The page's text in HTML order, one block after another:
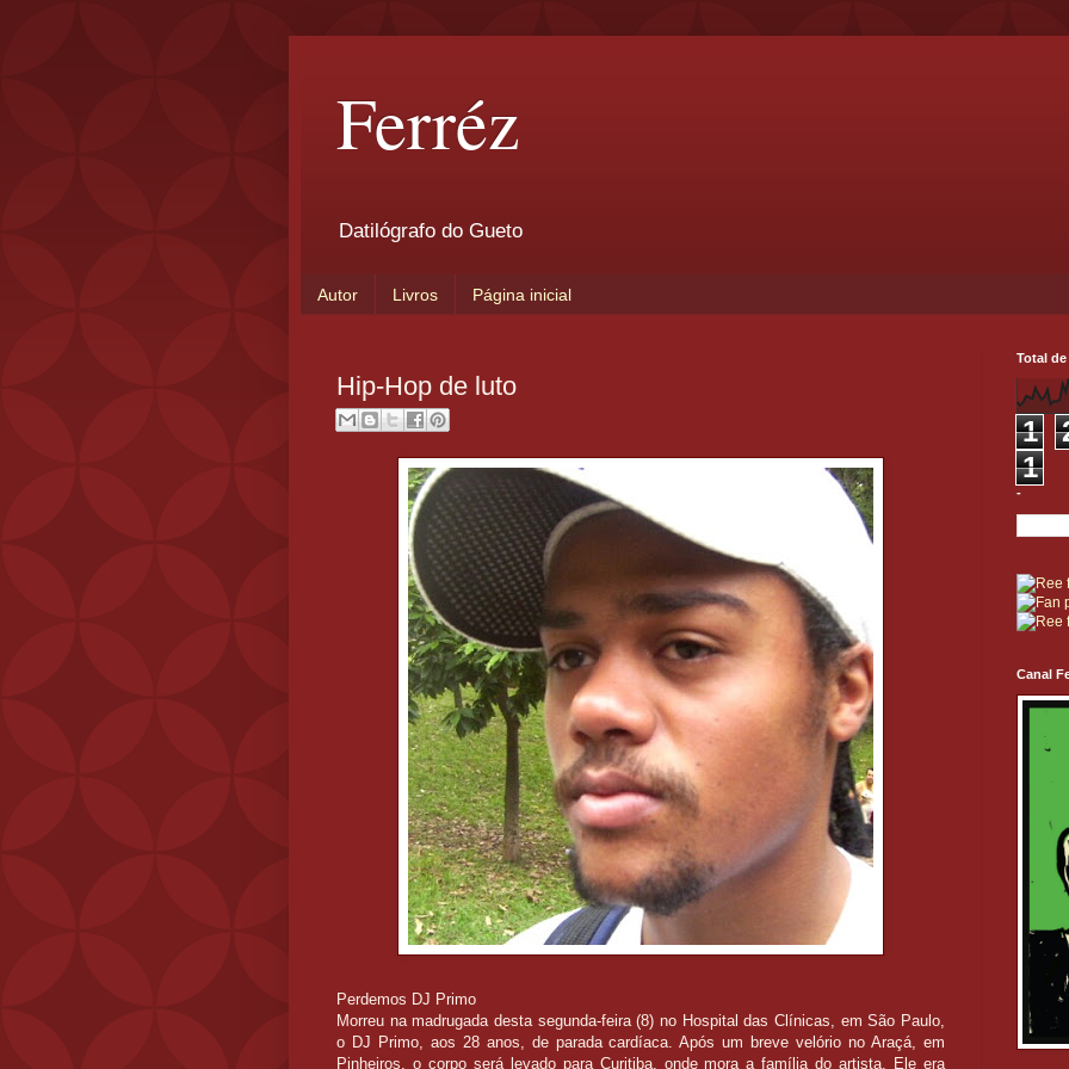
Ferréz
Datilógrafo do Gueto
Autor Livros Página inicial
Hip-Hop de luto
Perdemos DJ Primo
Morreu na madrugada desta segunda-feira (8) no Hospital das Clínicas, em São Paulo,
o DJ Primo, aos 28 anos, de parada cardíaca. Após um breve velório no Araçá, em
Pinheiros, o corpo será levado para Curitiba, onde mora a família do artista. Ele era
Total
1
1
-
Canal